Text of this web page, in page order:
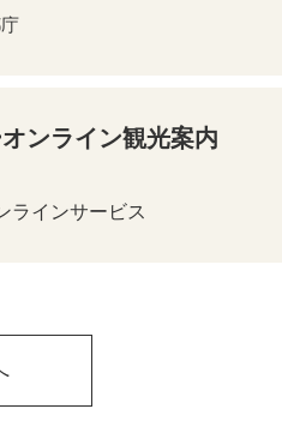
ンライン観光案内
ラインサービス